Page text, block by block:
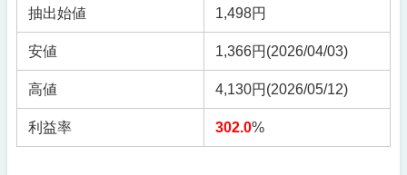
抽出始値 1,498円
安値 1,366円(2026/04/03)
高値 4,130円(2026/05/12)
利益率 302.0%